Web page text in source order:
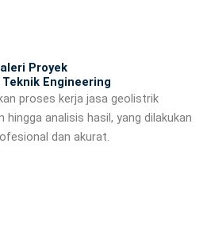
Proyek
Teknik Engineering
proses kerja jasa geolistrik
hingga analisis hasil, yang dilakukan
dan akurat.